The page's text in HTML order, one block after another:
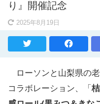
り』開催記念
2025年8月19日
ローソンと山梨県の
コラボレーション、「